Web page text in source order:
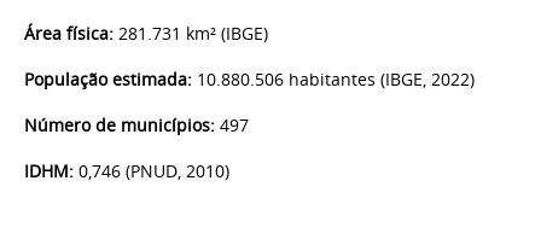
Área física: 281.731 km² (IBGE)
População estimada: 10.880.506 habitantes (IBGE, 2022)
Número de municípios: 497
IDHM: 0,746 (PNUD, 2010)